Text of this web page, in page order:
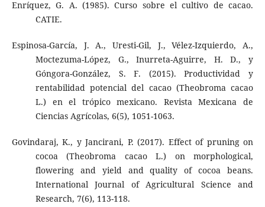
Enríquez, G. A. (1985). Curso sobre el cultivo de cacao.
CATIE.
Espinosa-García, J. A., Uresti-Gil, J., Vélez-Izquierdo, A.,
Moctezuma-López, G., Inurreta-Aguirre, H. D., y
Góngora-González, S. F. (2015). Productividad y
rentabilidad potencial del cacao (Theobroma cacao
L.) en el trópico mexicano. Revista Mexicana de
Ciencias Agrícolas, 6(5), 1051-1063.
Govindaraj, K., y Jancirani, P. (2017). Effect of pruning on
cocoa (Theobroma cacao L.) on morphological,
flowering and yield and quality of cocoa beans.
International Journal of Agricultural Science and
Research, 7(6), 113-118.